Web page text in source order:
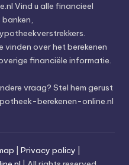
Vind u alle financieel
vinden over het berekenen
financiële informatie.
vraag? Stel hem gerust
berekenen-online.nl
Privacy policy